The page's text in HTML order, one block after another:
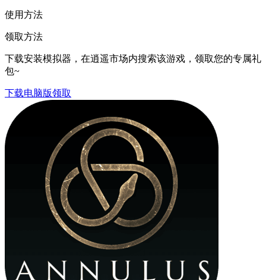
使用方法
领取方法
下载安装模拟器，在逍遥市场内搜索该游戏，领取您的专属礼
包~
下载电脑版领取